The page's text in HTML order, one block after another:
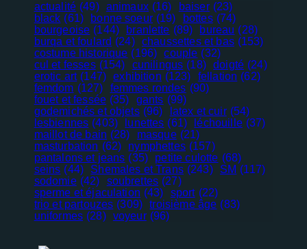
actualité (49) animaux (16) baiser (23)
black (61) bonne soeur (19) bottes (74)
bourgeoise (144) branlette (89) bureau (28)
burqa et foulard (24) chaussettes et bas (153)
costume historique (196) couple (32)
cul et fesses (154) cunilingus (18) doigté (24)
erotic art (147) exhibition (123) fellation (62)
femdom (127) femmes rondes (90)
fouet et fessée (35) gants (99)
godemichés et objets (96) latex et cuir (54)
lesbiennes (403) lunettes (61) léchouille (37)
maillot de bain (28) masque (21)
masturbation (62) nymphettes (157)
pantalons et jeans (35) petite culotte (68)
seins (44) Shemales et Trans (243) SM (117)
sodomie (42) soubrettes (27)
sperme et éjaculation (43) sport (22)
trio et partouzes (309) troisième âge (83)
uniformes (28) voyeur (96)
Nécessaire
Ces cookies
ne sont pas